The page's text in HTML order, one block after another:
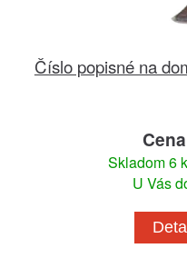
Číslo popisné na
Skladom 6
U Vás